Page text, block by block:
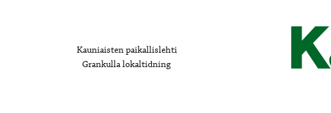
Kauniaisten paikallislehti
Grankulla lokaltidning